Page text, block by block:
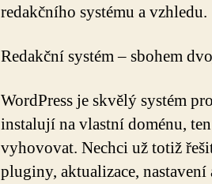
redakčního systému a vzhledu.
Redakční systém – sbohem
WordPress je skvělý systém
instalují na vlastní doménu,
vyhovovat. Nechci už totiž
pluginy, aktualizace,